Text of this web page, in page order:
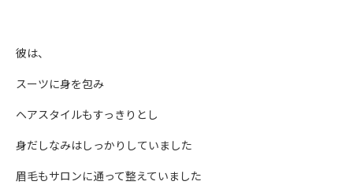
彼は、
スーツに身を包み
ヘアスタイルもすっきりとし
身だしなみはしっかりしていました
眉毛もサロンに通って整えていました